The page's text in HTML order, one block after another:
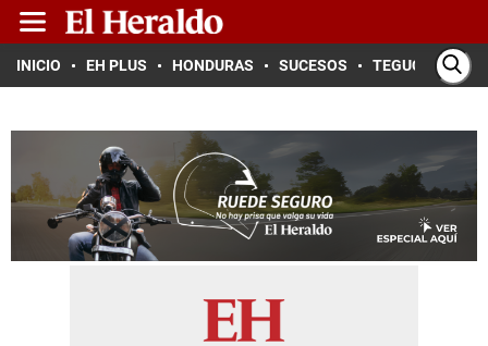
INICIO EH PLUS HONDURAS SUCESOS TEGUCIGALPA